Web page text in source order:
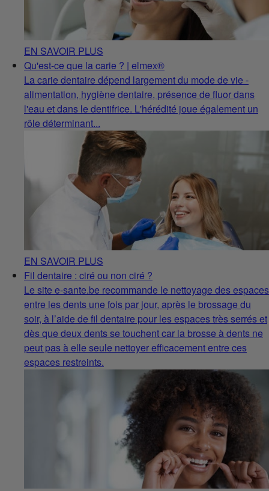
EN SAVOIR PLUS
Qu'est-ce que la carie ? | elmex®
La carie dentaire dépend largement du mode de vie -
alimentation, hygiène dentaire, présence de fluor dans
l'eau et dans le dentifrice. L'hérédité joue également un
rôle déterminant...
EN SAVOIR PLUS
Fil dentaire : ciré ou non ciré ?
Le site e-sante.be recommande le nettoyage des espaces
entre les dents une fois par jour, après le brossage du
soir, à l’aide de fil dentaire pour les espaces très serrés et
dès que deux dents se touchent car la brosse à dents ne
peut pas à elle seule nettoyer efficacement entre ces
espaces restreints.